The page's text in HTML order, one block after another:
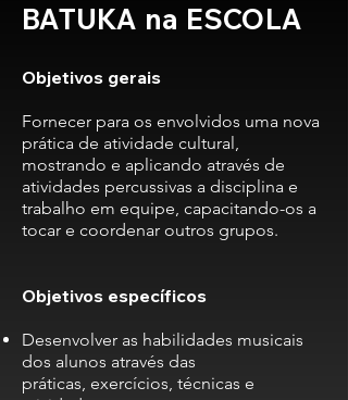
BATUKA na ESCOLA
Objetivos gerais
Fornecer para os envolvidos uma nova
prática de atividade cultural,
mostrando e aplicando através de
atividades percussivas a disciplina e
trabalho em equipe, capacitando-os a
tocar e coordenar outros grupos.
Objetivos específicos
Desenvolver as habilidades musicais
dos alunos através das
práticas, exercícios, técnicas e